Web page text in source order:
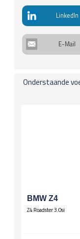
Verwarmde
Koplichten /
Bi-xenon-
Koplampwissers
Mistlampen
LinkedIn
E-Mail
Onderstaande
BMW Z4
Z4 Roadster 3.0si